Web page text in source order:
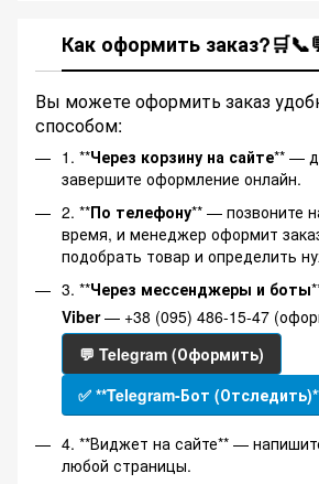
Как оформить
Вы можете оформить заказ
способом:
1. **Через корзину на сайте** —
завершите оформление онлайн.
2. **По телефону** — позвоните
время, и менеджер оформит
подобрать товар и определить
3. **Через мессенджеры и боты
Viber— +38 (095) 486-15-47
💬 Telegram (Оформить)
✅ **Telegram-Бот
4. **Виджет на сайте** —
любой страницы.